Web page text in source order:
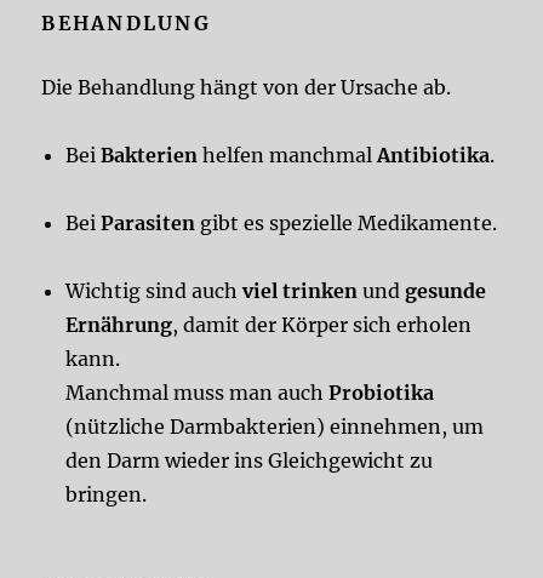
BEHANDLUNG
Die Behandlung hängt von der Ursache ab.
BeiBakterien helfen manchmalAntibiotika.
BeiParasiten gibt es spezielle Medikamente.
Wichtig sind auchviel trinken undgesunde
Ernährung, damit der Körper sich erholen
kann.
Manchmal muss man auchProbiotika
(nützliche Darmbakterien) einnehmen, um
den Darm wieder ins Gleichgewicht zu
bringen.